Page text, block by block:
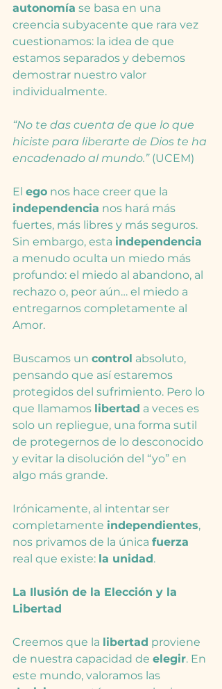
autonomía se basa en una
creencia subyacente que rara vez
cuestionamos: la idea de que
estamos separados y debemos
demostrar nuestro valor
individualmente.
“No te das cuenta de que lo que
hiciste para liberarte de Dios te ha
encadenado al mundo.” (UCEM)
El ego nos hace creer que la
independencia nos hará más
fuertes, más libres y más seguros.
Sin embargo, esta independencia
a menudo oculta un miedo más
profundo: el miedo al abandono, al
rechazo o, peor aún… el miedo a
entregarnos completamente al
Amor.
Buscamos un control absoluto,
pensando que así estaremos
protegidos del sufrimiento. Pero lo
que llamamos libertad a veces es
solo un repliegue, una forma sutil
de protegernos de lo desconocido
y evitar la disolución del “yo” en
algo más grande.
Irónicamente, al intentar ser
completamente independientes,
nos privamos de la única fuerza
real que existe: la unidad.
La Ilusión de la Elección y la
Libertad
Creemos que la libertad proviene
de nuestra capacidad de elegir. En
este mundo, valoramos las